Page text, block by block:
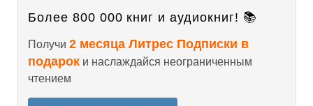
Более 800 000 книг и аудиокниг! 📚
Получи 2 месяца Литрес Подписки в
подарок и наслаждайся неограниченным
чтением